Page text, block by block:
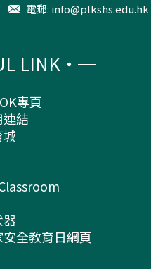
電郵: info@plkshs.edu.hk
LINK
專頁
結
全教育日網頁